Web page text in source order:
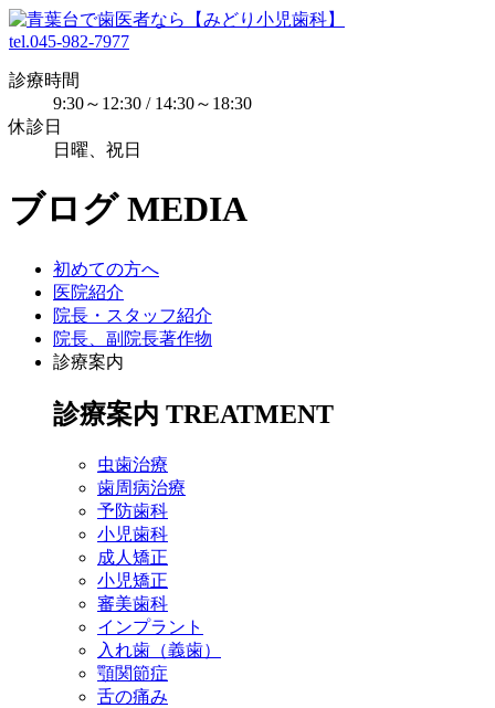
tel.045-982-7977
診療時間
9:30～12:30 / 14:30～18:30
休診日
日曜、祝日
ブログ MEDIA
初めての方へ
医院紹介
院長・スタッフ紹介
院長、副院長著作物
診療案内
診療案内 TREATMENT
虫歯治療
歯周病治療
予防歯科
小児歯科
成人矯正
小児矯正
審美歯科
インプラント
入れ歯（義歯）
顎関節症
舌の痛み